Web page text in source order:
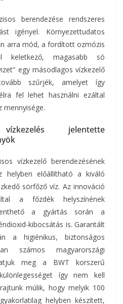
berendezése rendszeres
igényel. Környezettudatos
arra mód, a fordított ozmózis
keletkező, magasabb só
egy másodlagos vízkezelő
szűrjék, amelyet így
fel lehet használni ezáltal
mennyisége.
jelentette
vízkezelő berendezésének
helyben előállítható a kiváló
sörfőző víz. Az innováció
a főzdék helyszínének
a gyártás során a
kibocsátás is. Garantált
a higiénikus, biztonságos
számos magyarországi
meg a BWT korszerű
így nem kell
múlik, hogy melyik 100
helyben készített,